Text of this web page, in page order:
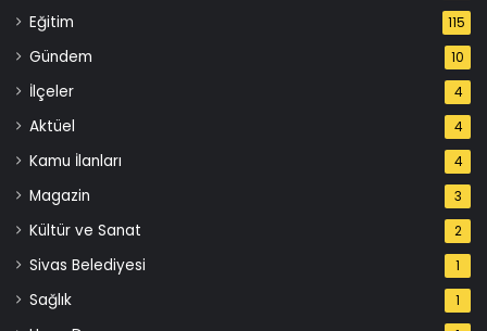
Eğitim 115
Gündem 10
İlçeler 4
Aktüel 4
Kamu İlanları 4
Magazin 3
Kültür ve Sanat 2
Sivas Belediyesi 1
Sağlık 1